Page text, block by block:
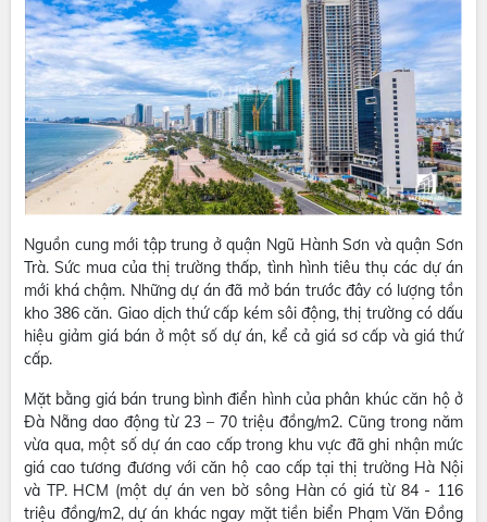
Nguồn cung mới tập trung ở quận Ngũ Hành Sơn và quận Sơn
Trà. Sức mua của thị trường thấp, tình hình tiêu thụ các dự án
mới khá chậm. Những dự án đã mở bán trước đây có lượng tồn
kho 386 căn. Giao dịch thứ cấp kém sôi động, thị trường có dấu
hiệu giảm giá bán ở một số dự án, kể cả giá sơ cấp và giá thứ
cấp.
Mặt bằng giá bán trung bình điển hình của phân khúc căn hộ ở
Đà Nẵng dao động từ 23 – 70 triệu đồng/m2. Cũng trong năm
vừa qua, một số dự án cao cấp trong khu vực đã ghi nhận mức
giá cao tương đương với căn hộ cao cấp tại thị trường Hà Nội
và TP. HCM (một dự án ven bờ sông Hàn có giá từ 84 - 116
triệu đồng/m2, dự án khác ngay mặt tiền biển Phạm Văn Đồng